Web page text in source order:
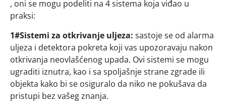
, oni se mogu podeliti na 4 sistema koja viđao u
praksi:
1#Sistemi za otkrivanje uljeza: sastoje se od alarma
uljeza i detektora pokreta koji vas upozoravaju nakon
otkrivanja neovlašćenog upada. Ovi sistemi se mogu
ugraditi iznutra, kao i sa spoljašnje strane zgrade ili
objekta kako bi se osiguralo da niko ne pokušava da
pristupi bez vašeg znanja.